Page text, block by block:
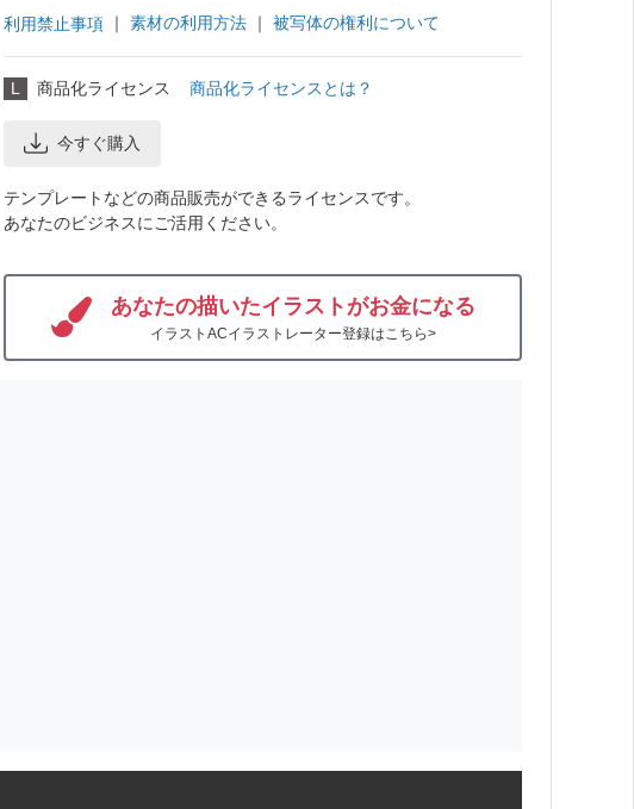
利用禁止事項 ｜ 素材の利用方法 ｜ 被写体の権利について
L 商品化ライセンス 商品化ライセンスとは？
今すぐ購入
テンプレートなどの商品販売ができるライセンスです。
あなたのビジネスにご活用ください。
あなたの描いたイラストがお金になる
イラストACイラストレーター登録はこちら>